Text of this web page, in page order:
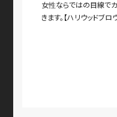
女性ならではの目線で
きます。【ハリウッドブ